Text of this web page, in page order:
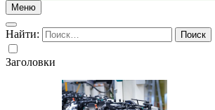
Меню
Найти:
Заголовки